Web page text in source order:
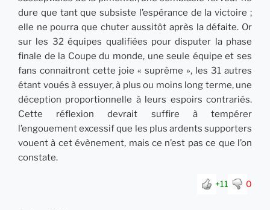
dure que tant que subsiste l’espérance de la victoire ;
elle ne pourra que chuter aussitôt après la défaite. Or
sur les 32 équipes qualifiées pour disputer la phase
finale de la Coupe du monde, une seule équipe et ses
fans connaitront cette joie « suprême », les 31 autres
étant voués à essuyer, à plus ou moins long terme, une
déception proportionnelle à leurs espoirs contrariés.
Cette réflexion devrait suffire à tempérer
l’engouement excessif que les plus ardents supporters
vouent à cet évènement, mais ce n’est pas ce que l’on
constate.
+11 0